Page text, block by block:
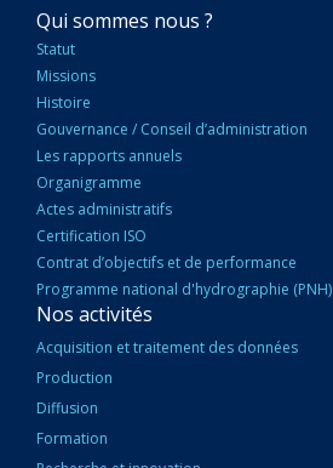
NAVIGATION
PRINCIPALE
Qui sommes nous ?
Statut
Missions
Histoire
Gouvernance / Conseil d’administration
Les rapports annuels
Organigramme
Actes administratifs
Certification ISO
Contrat d’objectifs et de performance
Programme national d'hydrographie (PNH)
Nos activités
Acquisition et traitement des données
Production
Diffusion
Formation